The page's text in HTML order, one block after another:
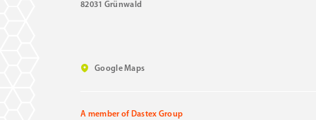
82031 Grünwald
Google Maps
A member of Dastex Group